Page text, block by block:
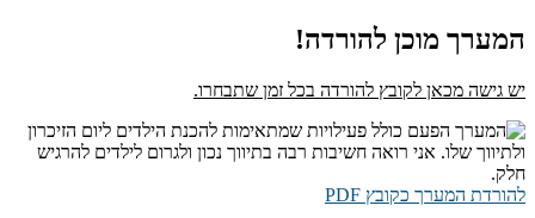
המערך מוכן להורדה!
יש גישה מכאן לקובץ להורדה בכל זמן שתבחרו.
להורדת המערך כקובץ PDF